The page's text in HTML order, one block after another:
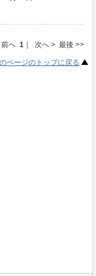
へ 1 ｜ 次へ > 最後 >>
ページのトップに戻る